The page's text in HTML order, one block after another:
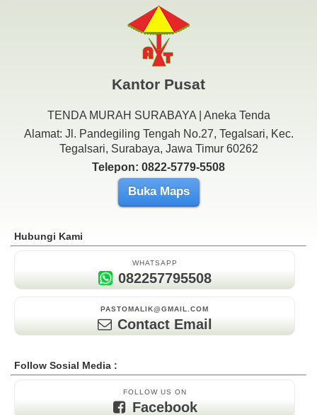
Kantor Pusat
TENDA MURAH SURABAYA | Aneka Tenda
Alamat: Jl. Pandegiling Tengah No.27, Tegalsari, Kec.
Tegalsari, Surabaya, Jawa Timur 60262
Telepon: 0822-5779-5508
Buka Maps
Hubungi Kami
WHATSAPP
082257795508
PASTOMALIK@GMAIL.COM
Contact Email
Follow Sosial Media :
FOLLOW US ON
Facebook